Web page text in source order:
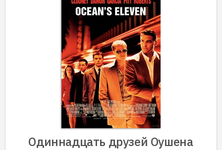
Одиннадцать друзей Оушена